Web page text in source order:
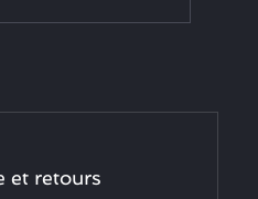
et retours